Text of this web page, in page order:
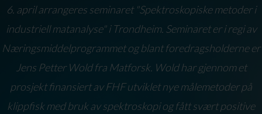
6. april arrangeres seminaret "Spektroskopiske metoder i
industriell matanalyse" i Trondheim. Seminaret er i regi av
Næringsmiddelprogrammet og blant foredragsholderne er
Jens Petter Wold fra Matforsk. Wold har gjennom et
prosjekt finansiert av FHF utviklet nye målemetoder på
klippfisk med bruk av spektroskopi og fått svært positive